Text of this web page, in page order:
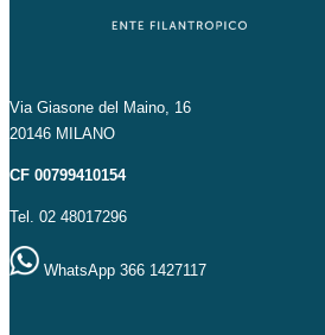
Via Giasone del Maino, 16
20146 MILANO
CF 00799410154
Tel. 02 48017296
WhatsApp 366 1427117